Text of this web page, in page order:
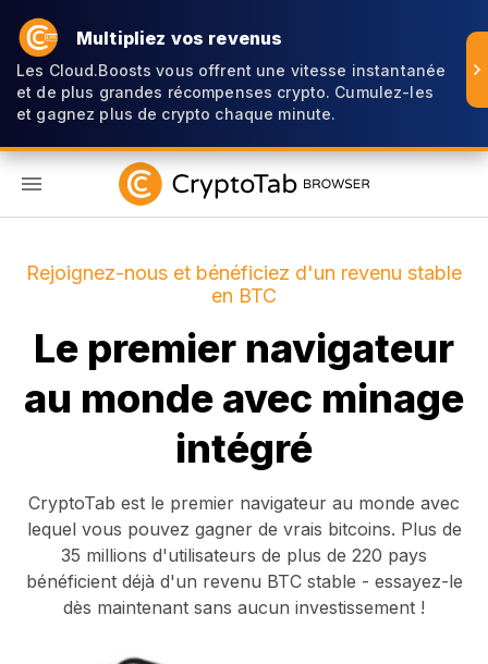
Multipliez vos revenus
Les Cloud.Boosts vous offrent une vitesse instantanée
et de plus grandes récompenses crypto. Cumulez-les
et gagnez plus de crypto chaque minute.
Rejoignez-nous et bénéficiez d'un revenu stable
en BTC
Le premier navigateur
au monde avec minage
intégré
CryptoTab est le premier navigateur au monde avec
lequel vous pouvez gagner de vrais bitcoins. Plus de
35 millions d'utilisateurs de plus de 220 pays
bénéficient déjà d'un revenu BTC stable - essayez-le
dès maintenant sans aucun investissement !